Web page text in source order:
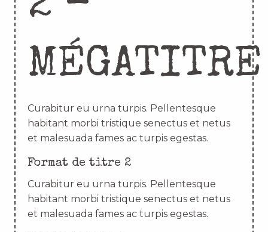
MÉGATITRE
Curabitur eu urna turpis. Pellentesque
habitant morbi tristique senectus et netus
et malesuada fames ac turpis egestas.
Format de titre 2
Curabitur eu urna turpis. Pellentesque
habitant morbi tristique senectus et netus
et malesuada fames ac turpis egestas.